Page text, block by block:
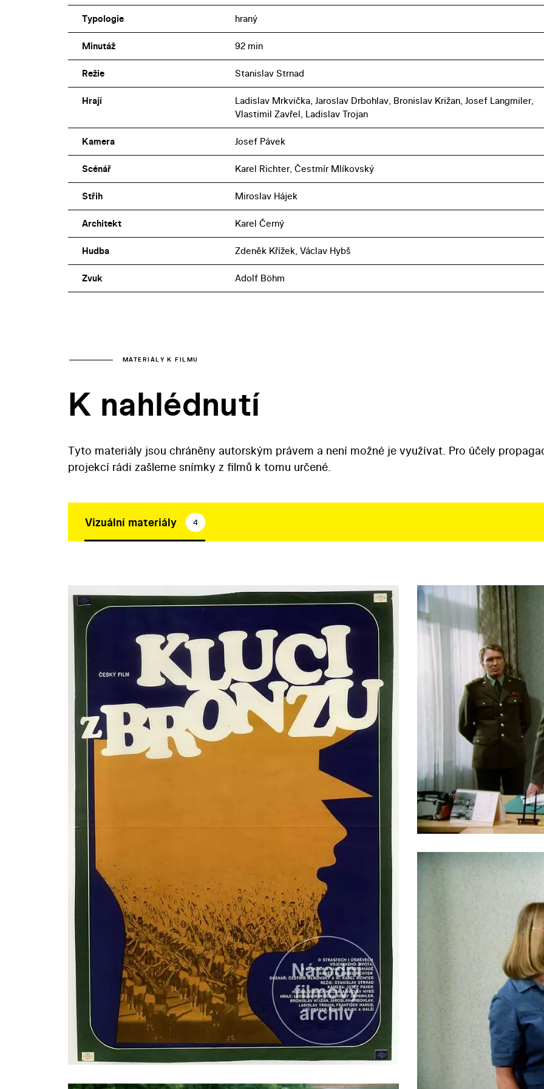
Typologie hraný
Minutáž 92 min
Režie Stanislav Strnad
Hrají
Ladislav Mrkvička, Jaroslav Drbohlav, Bronislav Križan, Josef Langmiler,
Vlastimil Zavřel, Ladislav Trojan
Kamera Josef Pávek
Scénář Karel Richter, Čestmír Mlíkovský
Střih Miroslav Hájek
Architekt Karel Černý
Hudba Zdeněk Křížek, Václav Hybš
Zvuk Adolf Böhm
MATERIÁLY K FILMU
K nahlédnutí
Tyto materiály jsou chráněny autorským právem a není možné je využívat. Pro účely
projekcí rádi zašleme snímky z filmů k tomu určené.
Vizuální materiály 4